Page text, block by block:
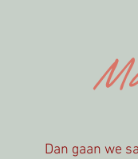
Dan gaan we